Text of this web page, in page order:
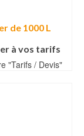
de 1000 L
à vos tarifs
"Tarifs / Devis"